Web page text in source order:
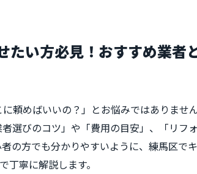
たい方必見！おすすめ業者
頼めばいいの？」とお悩みではありませ
選びのコツ」や「費用の目安」、「リフ
の方でも分かりやすいように、練馬区で
寧に解説します。